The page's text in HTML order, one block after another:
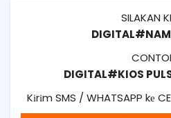
SILAKAN
DIGITAL#KIOS
Kіrіm SMS / WHATSAPP kе